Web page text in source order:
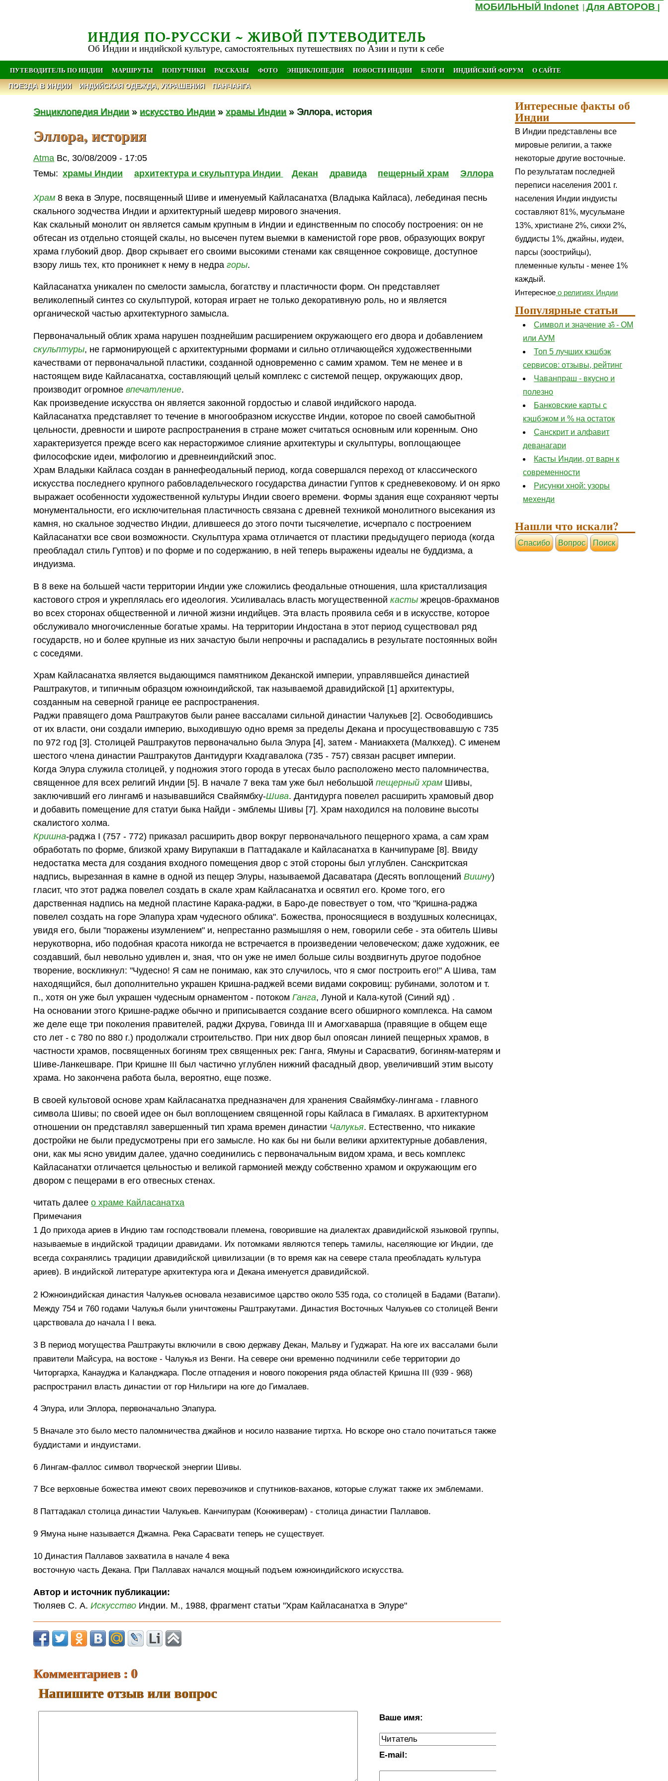
МОБИЛЬНЫЙ Indonet |Для АВТОРОВ
ИНДИЯ ПО-РУССКИ ~ ЖИВОЙ ПУТЕВОДИТЕЛЬ
Об Индии и индийской культуре, самостоятельных путешествиях по Азии и пути к себе
ПУТЕВОДИТЕЛЬ ПО ИНДИИ МАРШРУТЫ ПОПУТЧИКИ РАССКАЗЫ ФОТО ЭНЦИКЛОПЕДИЯ НОВОСТИ ИНДИИ БЛОГИ ИНДИЙСКИЙ ФОРУМ О САЙТЕ
ПОЕЗДА В ИНДИИ ИНДИЙСКАЯ ОДЕЖДА, УКРАШЕНИЯ ПАНЧАНГА
Энциклопедия Индии » искусство Индии »храмы Индии » Эллора, история
Эллора, история
Atma Вс, 30/08/2009 - 17:05
Темы: храмы Индии архитектура и скульптура Индии Декан дравида пещерный храм Эллора
Храм 8 века в Элуре, посвященный Шиве и именуемый Кайласанатха (Владыка Кайласа), лебединая песнь
скального зодчества Индии и архитектурный шедевр мирового значения.
Как скальный монолит он является самым крупным в Индии и единственным по способу построения: он не
обтесан из отдельно стоящей скалы, но высечен путем выемки в каменистой горе рвов, образующих вокруг
храма глубокий двор. Двор скрывает его своими высокими стенами как священное сокровище, доступное
взору лишь тех, кто проникнет к нему в недрагоры.
Кайласанатха уникален по смелости замысла, богатству и пластичности форм. Он представляет
великолепный синтез со скульптурой, которая играет не только декоративную роль, но и является
органической частью архитектурного замысла.
Первоначальный облик храма нарушен позднейшим расширением окружающего его двора и добавлением
скульптуры, не гармонирующей с архитектурными формами и сильно отличающейся художественными
качествами от первоначальной пластики, созданной одновременно с самим храмом. Тем не менее и в
настоящем виде Кайласанатха, составляющий целый комплекс с системой пещер, окружающих двор,
производит огромноевпечатление.
Как произведение искусства он является законной гордостью и славой индийского народа.
Кайласанатха представляет то течение в многообразном искусстве Индии, которое по своей самобытной
цельности, древности и широте распространения в стране может считаться основным или коренным. Оно
характеризуется прежде всего как нерасторжимое слияние архитектуры и скульптуры, воплощающее
философские идеи, мифологию и древнеиндийский эпос.
Храм Владыки Кайласа создан в раннефеодальный период, когда совершался переход от классического
искусства последнего крупного рабовладельческого государства династии Гуптов к средневековому. И он ярко
выражает особенности художественной культуры Индии своего времени. Формы здания еще сохраняют черты
монументальности, его исключительная пластичность связана с древней техникой монолитного высекания из
камня, но скальное зодчество Индии, длившееся до этого почти тысячелетие, исчерпало с построением
Кайласанатхи все свои возможности. Скульптура храма отличается от пластики предыдущего периода (когда
преобладал стиль Гуптов) и по форме и по содержанию, в ней теперь выражены идеалы не буддизма, а
индуизма.
В 8 веке на большей части территории Индии уже сложились феодальные отношения, шла кристаллизация
кастового строя и укреплялась его идеология. Усиливалась власть могущественнойкасты жрецов-брахманов
во всех сторонах общественной и личной жизни индийцев. Эта власть проявила себя и в искусстве, которое
обслуживало многочисленные богатые храмы. На территории Индостана в этот период существовал ряд
государств, но и более крупные из них зачастую были непрочны и распадались в результате постоянных войн
с соседями.
Храм Кайласанатха является выдающимся памятником Деканской империи, управлявшейся династией
Раштракутов, и типичным образцом южноиндийской, так называемой дравидийской [1] архитектуры,
созданным на северной границе ее распространения.
Раджи правящего дома Раштракутов были ранее вассалами сильной династии Чалукьев [2]. Освободившись
от их власти, они создали империю, выходившую одно время за пределы Декана и просуществовавшую с 735
по 972 год [3]. Столицей Раштракутов первоначально была Элура [4], затем - Маниакхета (Малкхед). С именем
шестого члена династии Раштракутов Дантидурги Кхадгавалока (735 - 757) связан расцвет империи.
Когда Элура служила столицей, у подножия этого города в утесах было расположено место паломничества,
священное для всех религий Индии [5]. В начале 7 века там уже был небольшойпещерный храм Шивы,
заключивший его лингам6 и называвшийся Свайямбху-Шива. Дантидурга повелел расширить храмовый двор
и добавить помещение для статуи быка Найди - эмблемы Шивы [7]. Храм находился на половине высоты
скалистого холма.
Кришна-раджа I (757 - 772) приказал расширить двор вокруг первоначального пещерного храма, а сам храм
обработать по форме, близкой храму Вирупакши в Паттадакале и Кайласанатха в Канчипураме [8]. Ввиду
недостатка места для создания входного помещения двор с этой стороны был углублен. Санскритская
надпись, вырезанная в камне в одной из пещер Элуры, называемой Дасаватара (Десять воплощенийВишну)
гласит, что этот раджа повелел создать в скале храм Кайласанатха и освятил его. Кроме того, его
дарственная надпись на медной пластине Карака-раджи, в Баро-де повествует о том, что "Кришна-раджа
повелел создать на горе Элапура храм чудесного облика". Божества, проносящиеся в воздушных колесницах,
увидя его, были "поражены изумлением" и, непрестанно размышляя о нем, говорили себе - эта обитель Шивы
нерукотворна, ибо подобная красота никогда не встречается в произведении человеческом; даже художник, ее
создавший, был невольно удивлен и, зная, что он уже не имел больше силы воздвигнуть другое подобное
творение, воскликнул: "Чудесно! Я сам не понимаю, как это случилось, что я смог построить его!" А Шива, там
находящийся, был дополнительно украшен Кришна-раджей всеми видами сокровищ: рубинами, золотом и т.
п., хотя он уже был украшен чудесным орнаментом - потокомГанга, Луной и Кала-кутой (Синий яд) .
На основании этого Кришне-радже обычно и приписывается создание всего обширного комплекса. На самом
же деле еще три поколения правителей, раджи Дхрува, Говинда III и Амогхаварша (правящие в общем еще
сто лет - с 780 по 880 г.) продолжали строительство. При них двор был опоясан линией пещерных храмов, в
частности храмов, посвященных богиням трех священных рек: Ганга, Ямуны и Сарасвати9, богиням-матерям и
Шиве-Ланкешваре. При Кришне III был частично углублен нижний фасадный двор, увеличивший этим высоту
храма. Но закончена работа была, вероятно, еще позже.
В своей культовой основе храм Кайласанатха предназначен для хранения Свайямбху-лингама - главного
символа Шивы; по своей идее он был воплощением священной горы Кайласа в Гималаях. В архитектурном
отношении он представлял завершенный тип храма времен династии Чалукья. Естественно, что никакие
достройки не были предусмотрены при его замысле. Но как бы ни были велики архитектурные добавления,
они, как мы ясно увидим далее, удачно соединились с первоначальным видом храма, и весь комплекс
Кайласанатхи отличается цельностью и великой гармонией между собственно храмом и окружающим его
двором с пещерами в его отвесных стенах.
читать далеео храме Кайласанатха
Примечания
1 До прихода ариев в Индию там господствовали племена, говорившие на диалектах дравидийской языковой группы,
называемые в индийской традиции дравидами. Их потомками являются теперь тамилы, населяющие юг Индии, где
всегда сохранялись традиции дравидийской цивилизации (в то время как на севере стала преобладать культура
ариев). В индийской литературе архитектура юга и Декана именуется дравидийской.
2 Южноиндийская династия Чалукьев основала независимое царство около 535 года, со столицей в Бадами (Ватапи).
Между 754 и 760 годами Чалукья были уничтожены Раштракутами. Династия Восточных Чалукьев со столицей Венги
царствовала до начала I I века.
3 В период могущества Раштракуты включили в свою державу Декан, Мальву и Гуджарат. На юге их вассалами были
правители Майсура, на востоке - Чалукья из Венги. На севере они временно подчинили себе территории до
Читоргарха, Канауджа и Каланджара. После отпадения и нового покорения ряда областей Кришна III (939 - 968)
распространил власть династии от гор Нильгири на юге до Гималаев.
4 Элура, или Эллора, первоначально Элапура.
5 Вначале это было место паломничества джайнов и носило название тиртха. Но вскоре оно стало почитаться также
буддистами и индуистами.
6 Лингам-фаллос символ творческой энергии Шивы.
7 Все верховные божества имеют своих перевозчиков и спутников-ваханов, которые служат также их эмблемами.
8 Паттадакал столица династии Чалукьев. Канчипурам (Конживерам) - столица династии Паллавов.
9 Ямуна ныне называется Джамна. Река Сарасвати теперь не существует.
10 Династия Паллавов захватила в начале 4 века
восточную часть Декана. При Паллавах начался мощный подъем южноиндийского искусства.
Автор и источник публикации:
Тюляев С. А.Искусство Индии. М., 1988, фрагмент статьи "Xрам Кайласанатха в Элуре"
Комментариев : 0
Напишите отзыв или вопрос
Ваше имя:
E-mail:
Интересные факты об
Индии
В Индии представлены все
мировые религии, а также
некоторые другие восточные.
По результатам последней
переписи населения 2001 г.
населения Индии индуисты
составляют 81%, мусульмане
13%, христиане 2%, сикхи 2%,
буддисты 1%, джайны, иудеи,
парсы (зоострийцы),
племенные культы - менее 1%
каждый.
Интересное о религиях Индии
Популярные статьи
Символ и значение ॐ - ОМ
или АУМ
Топ 5 лучших кэшбэк
сервисов: отзывы, рейтинг
Чаванпраш - вкусно и
полезно
Банковские карты с
кэшбэком и % на остаток
Санскрит и алфавит
деванагари
Касты Индии, от варн к
современности
Рисунки хной: узоры
мехенди
Нашли что искали?
Cпасибо Вопрос Поиск